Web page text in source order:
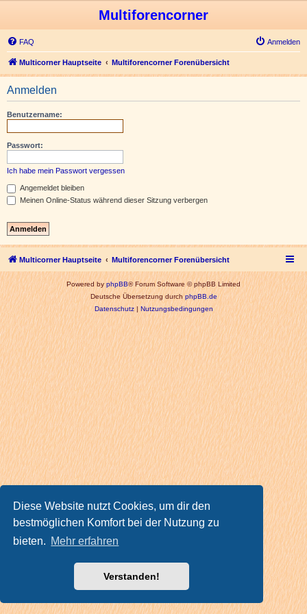
Diese Website nutzt Cookies, um dir den
bestmöglichen Komfort bei der Nutzung zu
bieten. Mehr erfahren
Verstanden!
Multiforencorner
FAQ Anmelden
Multicorner Hauptseite Multiforencorner Forenübersicht
Anmelden
Benutzername:
Passwort:
Ich habe mein Passwort vergessen
Angemeldet bleiben
Meinen Online-Status während dieser Sitzung verbergen
Multicorner Hauptseite Multiforencorner Forenübersicht
Powered byphpBB® Forum Software © phpBB Limited
Deutsche Übersetzung durchphpBB.de
Datenschutz| Nutzungsbedingungen